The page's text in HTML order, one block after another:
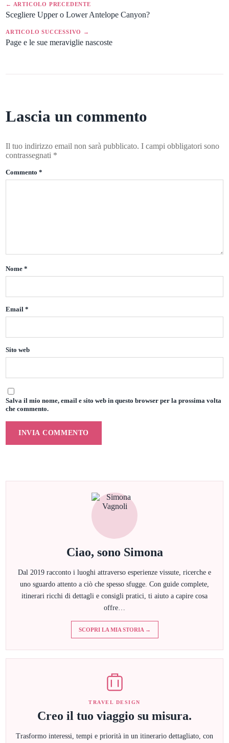
← ARTICOLO PRECEDENTE
Scegliere Upper o Lower Antelope Canyon?
ARTICOLO SUCCESSIVO →
Page e le sue meraviglie nascoste
Lascia un commento
Il tuo indirizzo email non sarà pubblicato. I campi obbligatori sono
contrassegnati *
Commento *
Nome *
Email *
Sito web
Salva il mio nome, email e sito web in questo browser per la prossima volta
che commento.
Ciao, sono Simona
Dal 2019 racconto i luoghi attraverso esperienze vissute, ricerche e
uno sguardo attento a ciò che spesso sfugge. Con guide complete,
itinerari ricchi di dettagli e consigli pratici, ti aiuto a capire cosa
offre…
SCOPRI LA MIA STORIA →
TRAVEL DESIGN
Creo il tuo viaggio su misura.
Trasformo interessi, tempi e priorità in un itinerario dettagliato, con